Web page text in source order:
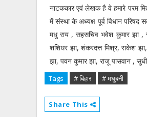
नाटककार एवं लेखक है वे हमारे परम
में संस्था के अध्यक्ष पूर्व विधान परिषद
मधु राय , सहसचिव भवेश कुमार झा
शशिधर झा, शंकरदत्त मिश्र, राकेश
झा, पवन कुमार झा, राजू पासवान ,
Tags # बिहार # मधुबनी
Share This